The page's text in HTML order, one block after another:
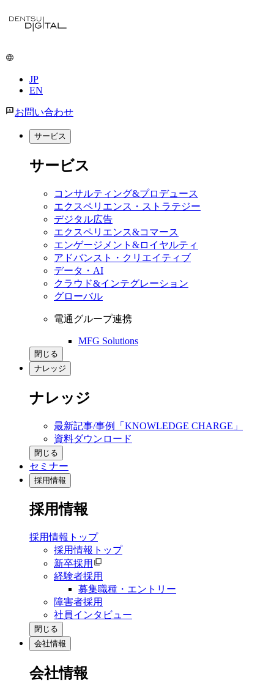
メ
コ
ツ
JP
EN
お問い合わせ
サービス
サービス
コンサルティング&プロデュース
エクスペリエンス・ストラテジー
デジタル広告
エクスペリエンス&コマース
エンゲージメント&ロイヤルティ
アドバンスト・クリエイティブ
データ・AI
クラウド&インテグレーション
グローバル
電通グループ連携
MFG Solutions
閉じる
ナレッジ
ナレッジ
最新記事/事例「KNOWLEDGE CHARGE」
資料ダウンロード
閉じる
セミナー
採用情報
採用情報
採用情報トップ
採用情報トップ
新卒採用
経験者採用
募集職種・エントリー
障害者採用
社員インタビュー
閉じる
会社情報
会社情報